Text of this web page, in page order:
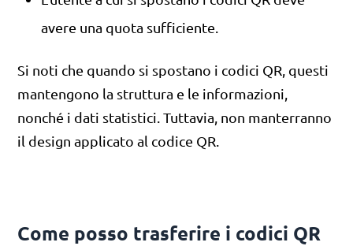
avere una quota sufficiente.
Si noti che quando si spostano i codici QR, questi
mantengono la struttura e le informazioni,
nonché i dati statistici. Tuttavia, non manterranno
il design applicato al codice QR.
Come posso trasferire i codici QR